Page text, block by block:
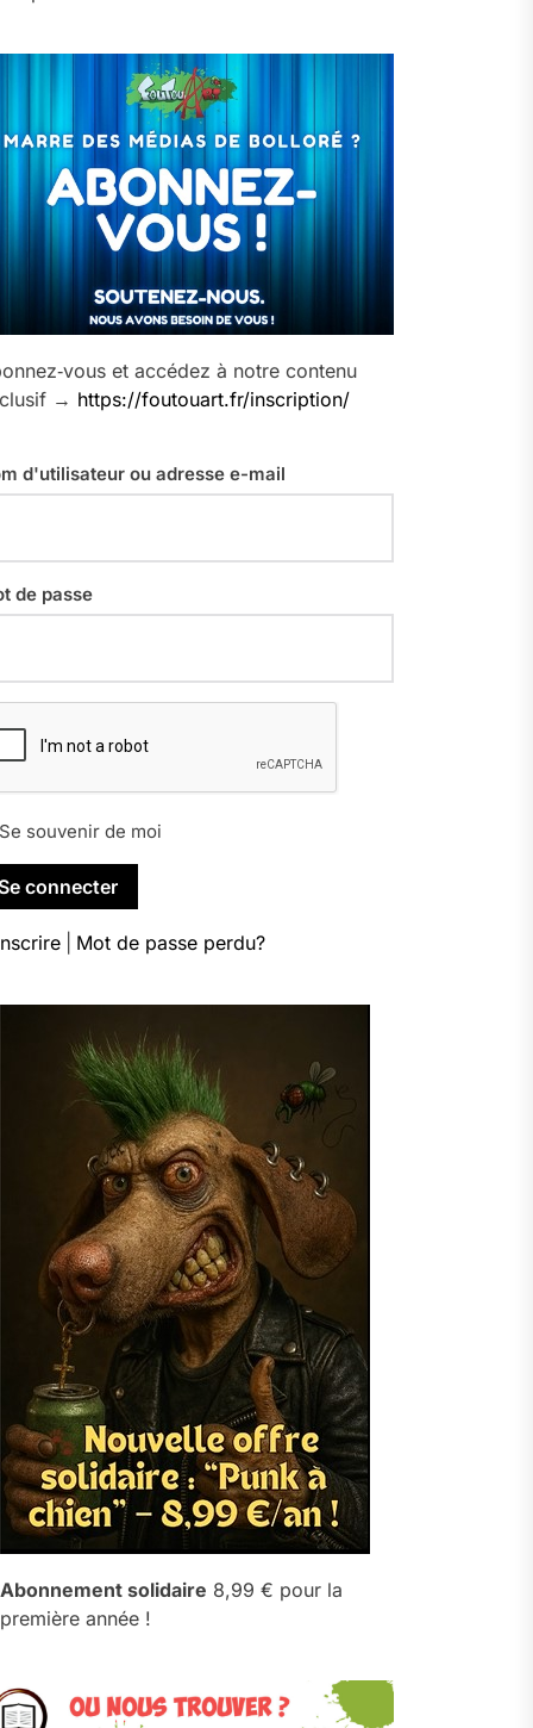
et accédez à notre contenu
→ https://foutouart.fr/inscription/
d'utilisateur ou adresse e-mail
de passe
Se souvenir de moi
Mot de passe perdu?
Abonnement solidaire 8,99 € pour la
première année !